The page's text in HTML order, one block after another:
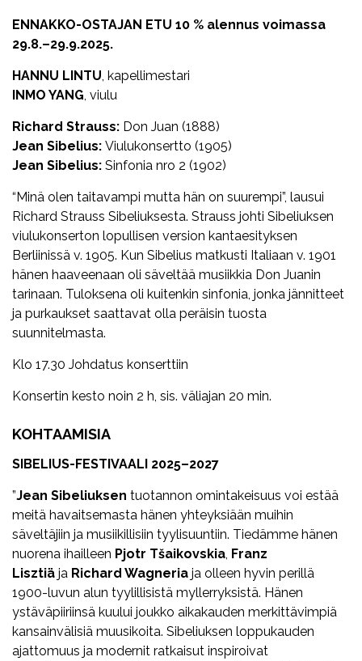
ENNAKKO-OSTAJAN ETU 10 % alennus voimassa
29.8.–29.9.2025.
HANNU LINTU, kapellimestari
INMO YANG, viulu
Richard Strauss: Don Juan (1888)
Jean Sibelius: Viulukonsertto (1905)
Jean Sibelius: Sinfonia nro 2 (1902)
“Minä olen taitavampi mutta hän on suurempi”, lausui
Richard Strauss Sibeliuksesta. Strauss johti Sibeliuksen
viulukonserton lopullisen version kantaesityksen
Berliinissä v. 1905. Kun Sibelius matkusti Italiaan v. 1901
hänen haaveenaan oli säveltää musiikkia Don Juanin
tarinaan. Tuloksena oli kuitenkin sinfonia, jonka jännitteet
ja purkaukset saattavat olla peräisin tuosta
suunnitelmasta.
Klo 17.30 Johdatus konserttiin
Konsertin kesto noin 2 h, sis. väliajan 20 min.
KOHTAAMISIA
SIBELIUS-FESTIVAALI 2025–2027
”Jean Sibeliuksen tuotannon omintakeisuus voi estää
meitä havaitsemasta hänen yhteyksiään muihin
säveltäjiin ja musiikillisiin tyylisuuntiin. Tiedämme hänen
nuorena ihailleen Pjotr Tšaikovskia, Franz
Lisztiä ja Richard Wagneria ja olleen hyvin perillä
1900-luvun alun tyylillisistä myllerryksistä. Hänen
ystäväpiiriinsä kuului joukko aikakauden merkittävimpiä
kansainvälisiä muusikoita. Sibeliuksen loppukauden
ajattomuus ja modernit ratkaisut inspiroivat